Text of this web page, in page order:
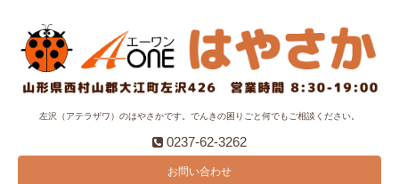
左沢（アテラザワ）のはやさかです。でんきの困りごと何でもご相談ください。
0237-62-3262
お問い合わせ